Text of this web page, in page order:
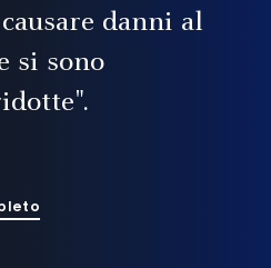
danni al
si sono